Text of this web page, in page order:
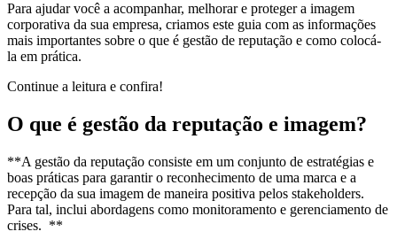
Para ajudar você a acompanhar, melhorar e proteger a imagem
corporativa da sua empresa, criamos este guia com as informações
mais importantes sobre o que é gestão de reputação e como colocá-
la em prática.
Continue a leitura e confira!
O que é gestão da reputação e imagem?
**A gestão da reputação consiste em um conjunto de estratégias e
boas práticas para garantir o reconhecimento de uma marca e a
recepção da sua imagem de maneira positiva pelos stakeholders.
Para tal, inclui abordagens como monitoramento e gerenciamento de
crises. **